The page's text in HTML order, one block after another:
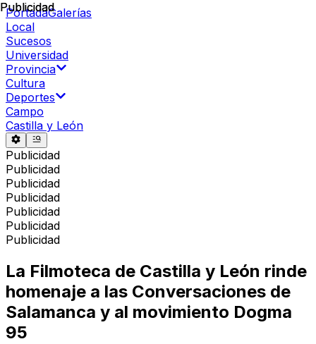
PortadaGalerías
Local
Sucesos
Universidad
Provincia
Cultura
Deportes
Campo
Castilla y León
Publicidad
Publicidad
Publicidad
Publicidad
Publicidad
Publicidad
Publicidad
Publicidad
La Filmoteca de Castilla y León rinde
homenaje a las Conversaciones de
Salamanca y al movimiento Dogma
95
Publicidad